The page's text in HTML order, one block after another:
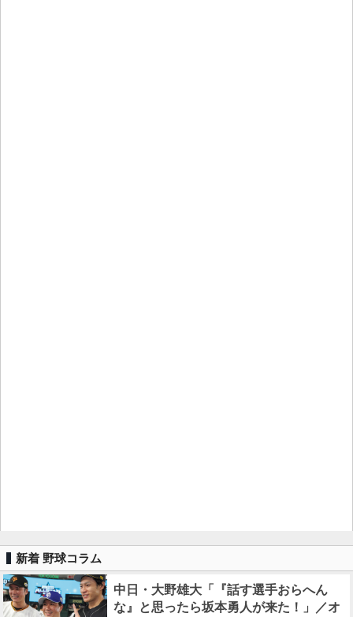
新着 野球コラム
中日・大野雄大「『話す選手おらへん
な』と思ったら坂本勇人が来た！」／オ